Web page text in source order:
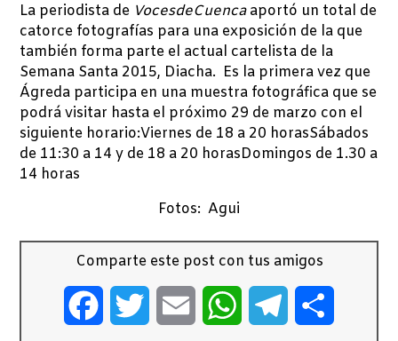
La periodista de VocesdeCuencaaportó un total de
catorce fotografías para una exposición de la que
también forma parte el actual cartelista de la
Semana Santa 2015, Diacha. Es la primera vez que
Ágreda participa en una muestra fotográfica que se
podrá visitar hasta el próximo 29 de marzo con el
siguiente horario:Viernes de 18 a 20 horasSábados
de 11:30 a 14 y de 18 a 20 horasDomingos de 1.30 a
14 horas
Fotos: Agui
Comparte este post con tus amigos
FacebookTwitter Email WhatsAppTelegram